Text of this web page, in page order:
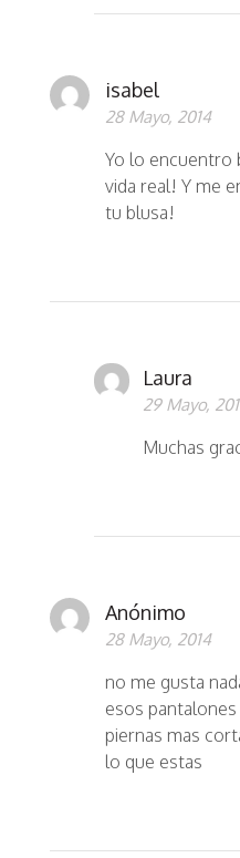
isabel
28 Mayo, 2014
Yo lo encuentro
vida real! Y me
tu blusa!
Laura
29 Mayo,
Muchas
Anónimo
28 Mayo, 2014
no me gusta
esos
piernas mas
lo que estas